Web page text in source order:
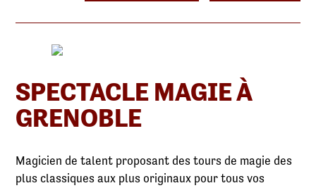
SPECTACLE MAGIE À
GRENOBLE
Magicien de talent proposant des tours de magie des
plus classiques aux plus originaux pour tous vos